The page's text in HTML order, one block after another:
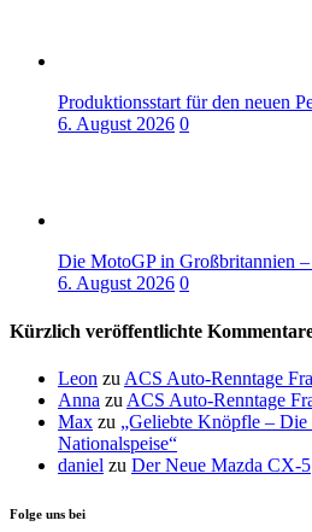
Produktionsstart für den neuen
6. August 2026 0
Die MotoGP in Großbritannien
6. August 2026 0
Kürzlich veröffentlichte
Leon zu ACS Auto-Renntage
Anna zu ACS Auto-Renntage
Max zu „Geliebte Knöpfle – Die
Nationalspeise“
daniel zu Der Neue Mazda CX-5
Folge uns bei